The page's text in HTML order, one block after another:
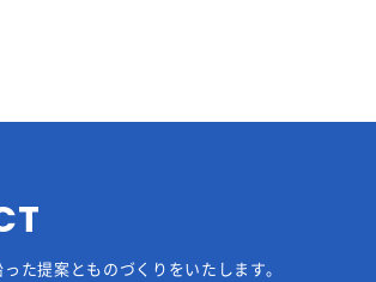
た提案とものづくりをいたします。